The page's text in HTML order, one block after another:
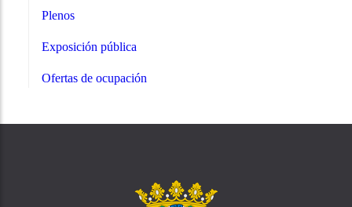
Plenos
Exposición pública
Ofertas de ocupación